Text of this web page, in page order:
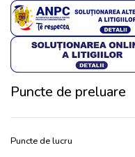
Puncte de preluare
Puncte de lucru